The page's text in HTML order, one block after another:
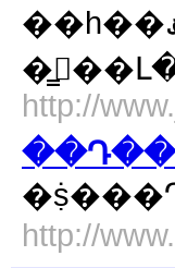
��һ��רע�ھ�Ʒ��վԴ�루ASPԴ�룬PHPԴ�룬ASP��.NETԴ�룬JSPԴ���������վ������ԣ�����վ���򡢾��乤
http://
http://